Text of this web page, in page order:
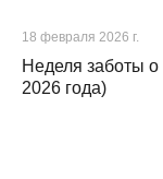
18 февраля 2026 г.
Неделя заботы
2026 года)